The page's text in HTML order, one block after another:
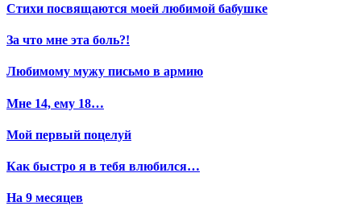
Стихи посвящаются моей любимой бабушке
За что мне эта боль?!
Любимому мужу письмо в армию
Мне 14, ему 18…
Мой первый поцелуй
Как быстро я в тебя влюбился…
На 9 месяцев